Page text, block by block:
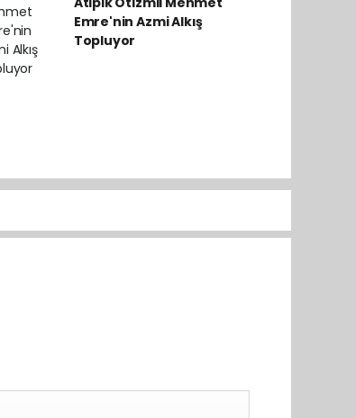
Emre'nin Azmi Alkış
Topluyor